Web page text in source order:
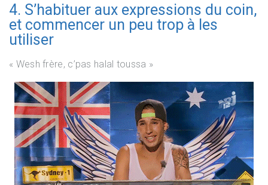
4. S’habituer aux expressions du coin,
et commencer un peu trop à les
utiliser
« Wesh frère, c’pas halal toussa »